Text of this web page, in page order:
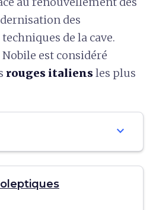
des
de la cave.
est considéré
rouges italiensles plus
expand_more